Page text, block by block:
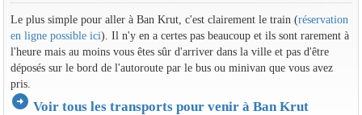
Le plus simple pour aller à Ban Krut, c'est clairement le train (réservation
en ligne possible ici). Il n'y en a certes pas beaucoup et ils sont rarement à
l'heure mais au moins vous êtes sûr d'arriver dans la ville et pas d'être
déposés sur le bord de l'autoroute par le bus ou minivan que vous avez
pris.
arrow_circle_right Voir tous les transports pour venir à Ban Krut